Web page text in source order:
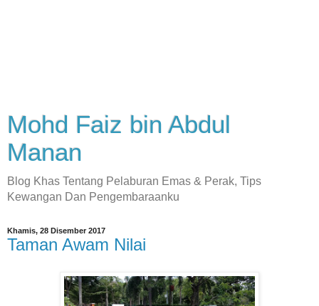
Mohd Faiz bin Abdul
Manan
Blog Khas Tentang Pelaburan Emas & Perak, Tips
Kewangan Dan Pengembaraanku
Khamis, 28 Disember 2017
Taman Awam Nilai